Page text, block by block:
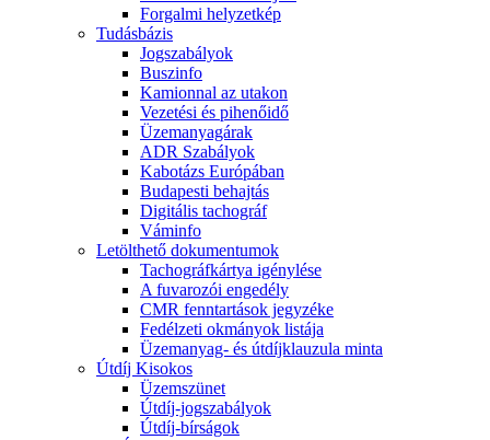
Forgalmi helyzetkép
Tudásbázis
Jogszabályok
Buszinfo
Kamionnal az utakon
Vezetési és pihenőidő
Üzemanyagárak
ADR Szabályok
Kabotázs Európában
Budapesti behajtás
Digitális tachográf
Váminfo
Letölthető dokumentumok
Tachográfkártya igénylése
A fuvarozói engedély
CMR fenntartások jegyzéke
Fedélzeti okmányok listája
Üzemanyag- és útdíjklauzula minta
Útdíj Kisokos
Üzemszünet
Útdíj-jogszabályok
Útdíj-bírságok